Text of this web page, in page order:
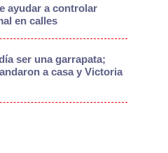
ayudar a controlar
en calles
ser una garrapata;
a casa y Victoria